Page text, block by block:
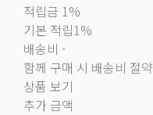
적립금 1%
기본 적립1%
배송비 -
함께 구매 시 배송비 절약
상품 보기
추가 금액